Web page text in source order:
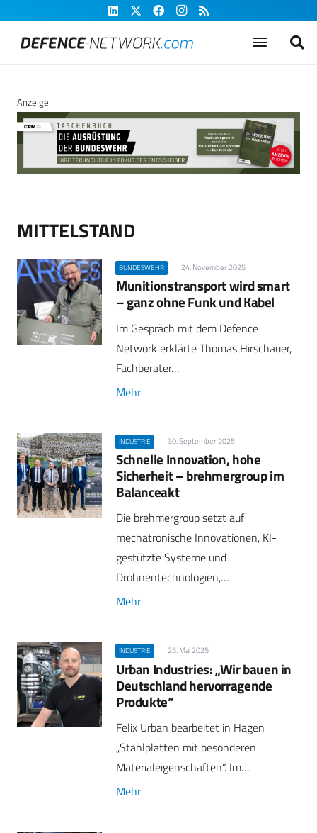
Anzeige
MITTELSTAND
BUNDESWEHR 24. November 2025
Munitionstransport wird smart
– ganz ohne Funk und Kabel
Im Gespräch mit dem Defence
Network erklärte Thomas Hirschauer,
Fachberater…
Mehr
INDUSTRIE 30. September 2025
Schnelle Innovation, hohe
Sicherheit – brehmergroup im
Balanceakt
Die brehmergroup setzt auf
mechatronische Innovationen, KI-
gestützte Systeme und
Drohnentechnologien,…
Mehr
INDUSTRIE 25. Mai 2025
Urban Industries: „Wir bauen in
Deutschland hervorragende
Produkte“
Felix Urban bearbeitet in Hagen
„Stahlplatten mit besonderen
Materialeigenschaften“. Im…
Mehr